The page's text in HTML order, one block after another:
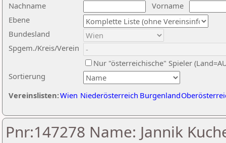
Nachname
Vorname
Ebene
Sortierung
Bundesland
Spgem./Kreis/Verein
Nur "österreichische" Spieler
Vereinslisten:Wien Niederösterreich Burgenland
Pnr:147278 Name: Jannik